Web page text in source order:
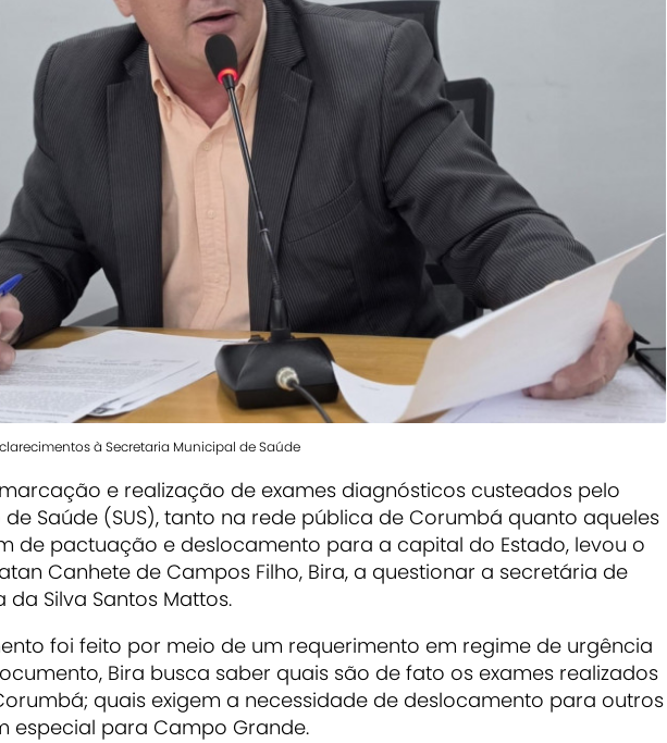
à Secretaria Municipal de Saúde
e realização de exames diagnósticos custeados pelo
de Saúde (SUS), tanto na rede pública de Corumbá quanto aqueles
de pactuação e deslocamento para a capital do Estado, levou o
Canhete de Campos Filho, Bira, a questionar a secretária de
da Silva Santos Mattos.
foi feito por meio de um requerimento em regime de urgência
Bira busca saber quais são de fato os exames realizados
quais exigem a necessidade de deslocamento para outros
especial para Campo Grande.